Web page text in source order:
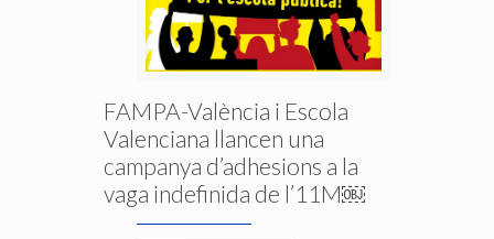
FAMPA-València i Escola
Valenciana llancen una
campanya d’adhesions a la
vaga indefinida de l’11M￼